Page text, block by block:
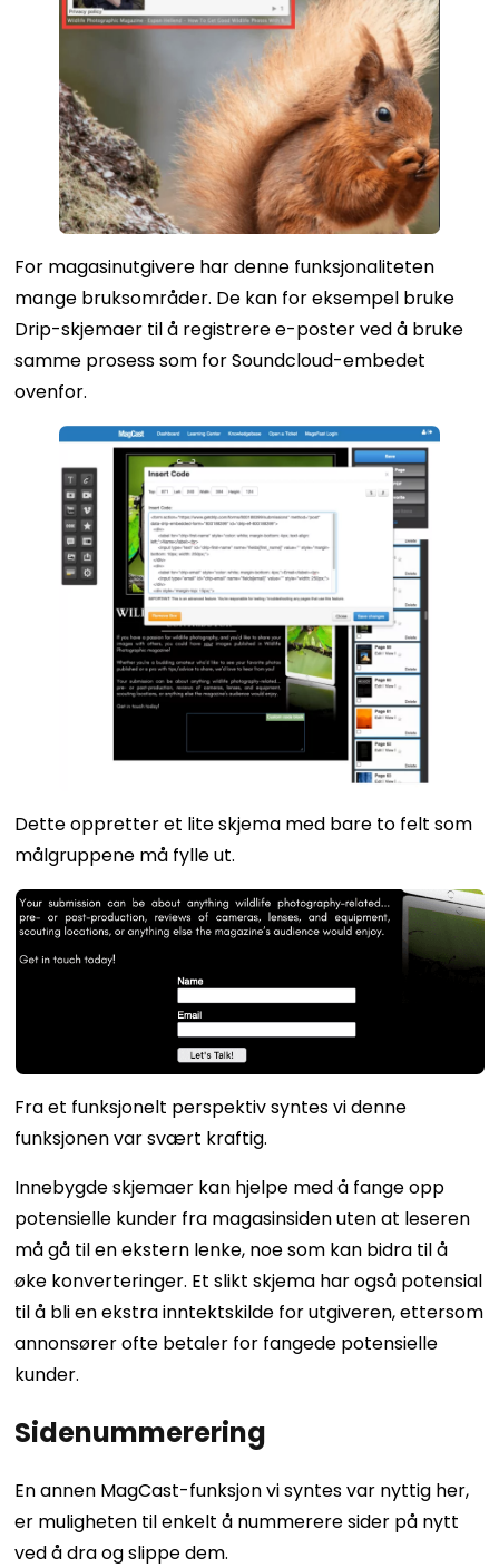
For magasinutgivere har denne funksjonaliteten
mange bruksområder. De kan for eksempel bruke
Drip-skjemaer til å registrere e-poster ved å bruke
samme prosess som for Soundcloud-embedet
ovenfor.
Dette oppretter et lite skjema med bare to felt som
målgruppene må fylle ut.
Fra et funksjonelt perspektiv syntes vi denne
funksjonen var svært kraftig.
Innebygde skjemaer kan hjelpe med å fange opp
potensielle kunder fra magasinsiden uten at leseren
må gå til en ekstern lenke, noe som kan bidra til å
øke konverteringer. Et slikt skjema har også potensial
til å bli en ekstra inntektskilde for utgiveren, ettersom
annonsører ofte betaler for fangede potensielle
kunder.
Sidenummerering
En annen MagCast-funksjon vi syntes var nyttig her,
er muligheten til enkelt å nummerere sider på nytt
ved å dra og slippe dem.